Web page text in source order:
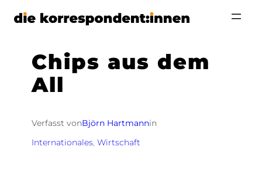
Zum
Chips aus dem
All
Verfasst vonBjörn Hartmannin
Internationales, Wirtschaft